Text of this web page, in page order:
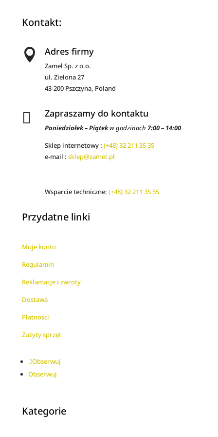
Kontakt:
 Adres firmy
Zamel Sp. z o.o.
ul. Zielona 27
43-200 Pszczyna, Poland
 Zapraszamy do kontaktu
Poniedziałek – Piątekw godzinach 7:00 – 14:00
Sklep internetowy : (+48) 32 211 35 35
e-mail : sklep@zamel.pl
Wsparcie techniczne: (+48) 32 211 35 55
Przydatne linki
Moje konto
Regulamin
Reklamacje i zwroty
Dostawa
Płatności
Zużyty sprzęt
Obserwuj
Obserwuj
Kategorie